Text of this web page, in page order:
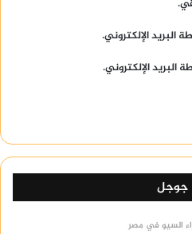
البريد الإلكتروني.
البريد الإلكتروني.
جوجل
السيو في مصر